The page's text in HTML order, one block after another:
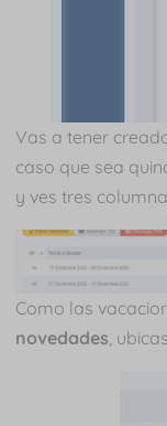
Vas a tener
caso que sea
y ves tres
Como las
novedades ,